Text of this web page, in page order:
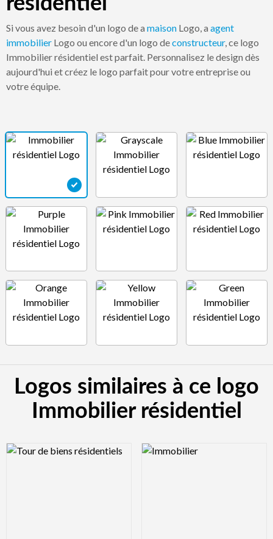
Si vous avez besoin d'un logo de a maison Logo, a agent
immobilier Logo ou encore d'un logo deconstructeur, ce logo
Immobilier résidentiel est parfait. Personnalisez le design dès
aujourd'hui et créez le logo parfait pour votre entreprise ou
votre équipe.
Logos similaires à ce logo
Immobilier résidentiel
Logo Preview Image Logo Preview Image